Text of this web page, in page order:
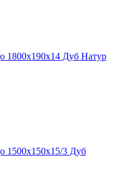
1800х190х14 Дуб Натур
1500х150х15/3 Дуб